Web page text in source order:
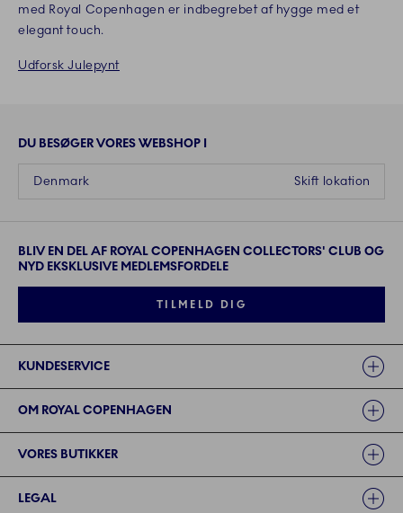
med Royal Copenhagen er indbegrebet af hygge med et
elegant touch.
Udforsk Julepynt
DU BESØGER VORES WEBSHOP I
Skift lokation
Denmark
BLIV EN DEL AF ROYAL COPENHAGEN COLLECTORS' CLUB OG
NYD EKSKLUSIVE MEDLEMSFORDELE
TILMELD DIG
KUNDESERVICE
OM ROYAL COPENHAGEN
VORES BUTIKKER
LEGAL